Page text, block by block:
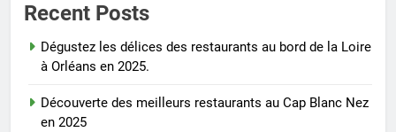
Recent Posts
Dégustez les délices des restaurants au bord de la Loire
à Orléans en 2025.
Découverte des meilleurs restaurants au Cap Blanc Nez
en 2025